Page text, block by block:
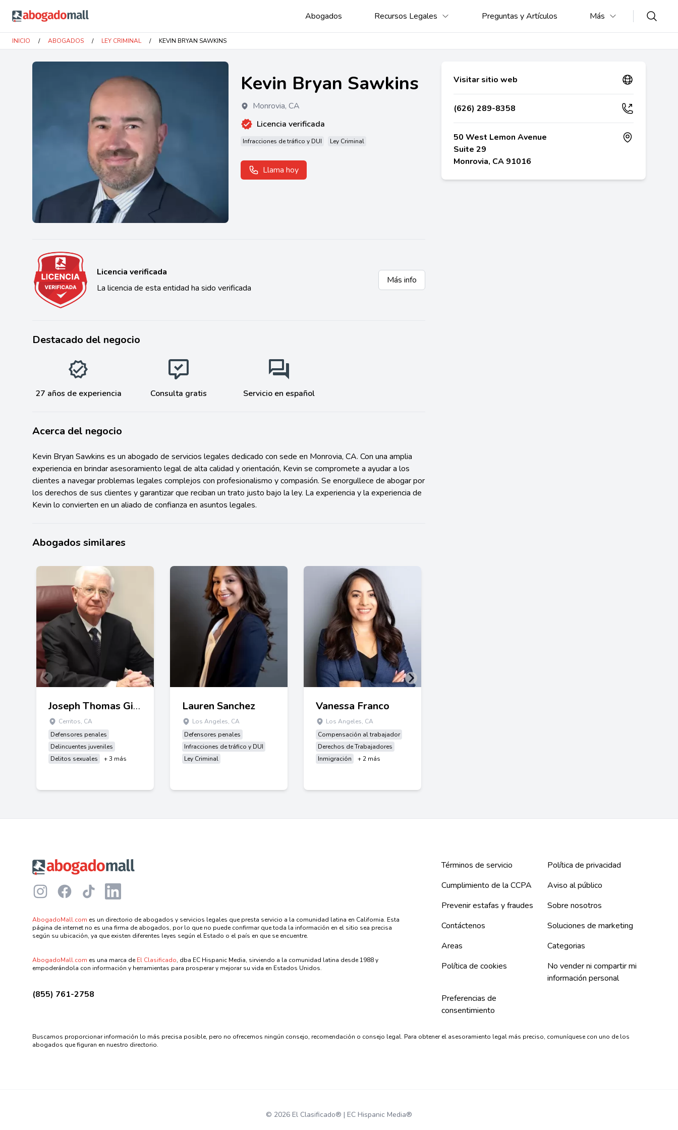
Abogadomall Abogados Recursos Legales Preguntas y Artículos Más
INICIO / ABOGADOS / LEY CRIMINAL / KEVIN BRYAN SAWKINS
Kevin Bryan Sawkins
Monrovia,CA
Licencia verificada
Infracciones de tráfico y DUI Ley Criminal
Llama hoy
Licencia verificada
La licencia de esta entidad ha sido verificada
Más info
Destacado del negocio
27 años de experiencia Consulta gratis Servicio en español
Acerca del negocio
Kevin Bryan Sawkins es un abogado de servicios legales dedicado con sede en Monrovia, CA. Con una amplia
experiencia en brindar asesoramiento legal de alta calidad y orientación, Kevin se compromete a ayudar a los
clientes a navegar problemas legales complejos con profesionalismo y compasión. Se enorgullece de abogar por
los derechos de sus clientes y garantizar que reciban un trato justo bajo la ley. La experiencia y la experiencia de
Kevin lo convierten en un aliado de confianza en asuntos legales.
Abogados similares
Joseph Thomas Gibbons Jr
Cerritos, CA
Defensores penales
Delincuentes juveniles
Delitos sexuales
+ 3 más
Lauren Sanchez
Los Angeles, CA
Defensores penales
Infracciones de tráfico y DUI
Ley Criminal
Vanessa Franco
Los Angeles, CA
Compensación al trabajador
Derechos de Trabajadores
Inmigración
+ 2 más
Visitar sitio web
(626) 289-8358
50 West Lemon Avenue
Suite 29
Monrovia, CA 91016
InstagramFacebookTikTok LinkedIn
AbogadoMall.com es un directorio de abogados y servicios legales que presta servicio a la comunidad latina en California. Esta
página de internet no es una firma de abogados, por lo que no puede confirmar que toda la información en el sitio sea precisa
según su ubicación, ya que existen diferentes leyes según el Estado o el país en que se encuentre.
AbogadoMall.com es una marca deEl Clasificado, dba EC Hispanic Media, sirviendo a la comunidad latina desde 1988 y
empoderándola con información y herramientas para prosperar y mejorar su vida en Estados Unidos.
(855) 761-2758
Términos de servicio
Política de privacidad
Cumplimiento de la CCPA
Aviso al público
Prevenir estafas y fraudes
Sobre nosotros
Contáctenos
Soluciones de marketing
Areas
Categorias
Política de cookies
No vender ni compartir mi
información personal
Preferencias de
consentimiento
Buscamos proporcionar información lo más precisa posible, pero no ofrecemos ningún consejo, recomendación o consejo legal. Para obtener el asesoramiento legal más preciso, comuníquese con uno de los
abogados que figuran en nuestro directorio.
© 2026 El Clasificado® | EC Hispanic Media®